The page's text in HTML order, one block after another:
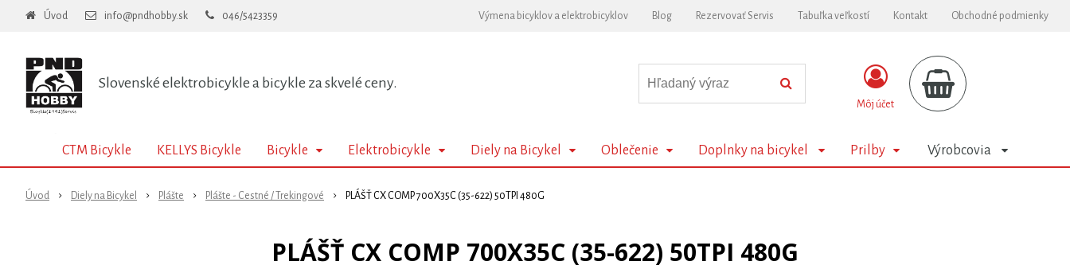
Slovenské elektrobicykle a bicykle za skvelé ceny.
Úvod info@pndhobby.sk 046/5423359 Výmena bicyklov a elektrobicyklov Blog Rezervovať Servis Tabuľka veľkostí Kontakt Obchodné podmienky
Môj účet
CTM Bicykle KELLYS Bicykle Bicykle Elektrobicykle Diely na Bicykel Oblečenie Doplnky na bicykel Prilby Výrobcovia
Úvod Diely na Bicykel Plášte Plášte - Cestné / Trekingové PLÁŠŤ CX COMP 700X35C (35-622) 50TPI 480G
PLÁŠŤ CX COMP 700X35C (35-622) 50TPI 480G